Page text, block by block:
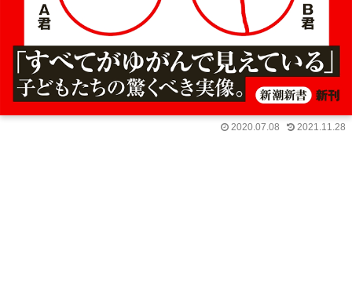
2020.07.08 2021.11.28